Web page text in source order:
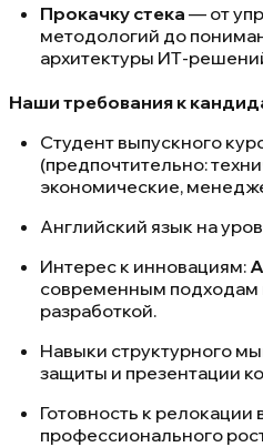
Прокачку стека — от
методологий до
архитектуры ИТ-
Наши требования к
Студент выпускного
(предпочтительно:
экономические,
Английский язык на
Интерес к инновациям:
современным подходам
разработкой.
Навыки структурного
защиты и презентации
Готовность к релокации
профессионального